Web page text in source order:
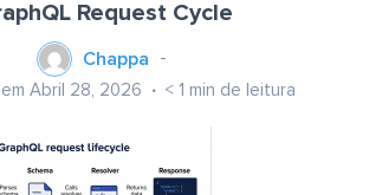
Request Cycle
Chappa
Abril 28, 2026 < 1 min de leitura